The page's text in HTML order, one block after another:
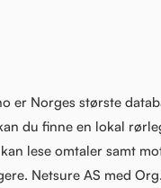
er Norges største
du finne en lokal
lese omtaler samt
Netsure AS med